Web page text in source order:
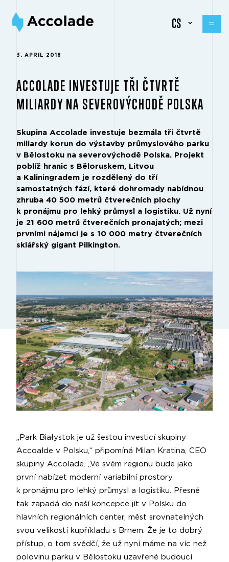
CS
3. APRIL 2018
ACCOLADE INVESTUJE TŘI ČTVRTĚ
MILIARDY NA SEVEROVÝCHODĚ POLSKA
Skupina Accolade investuje bezmála tři čtvrtě
miliardy korun do výstavby průmyslového parku
v Bělostoku na severovýchodě Polska. Projekt
poblíž hranic s Běloruskem, Litvou
a Kaliningradem je rozdělený do tří
samostatných fází, které dohromady nabídnou
zhruba 40 500 metrů čtverečních plochy
k pronájmu pro lehký průmysl a logistiku. Už nyní
je 21 600 metrů čtverečních pronajatých; mezi
prvními nájemci je s 10 000 metry čtverečních
sklářský gigant Pilkington.
„Park Białystok je už šestou investicí skupiny
Accoalde v Polsku,“ připomíná Milan Kratina, CEO
skupiny Accolade. „Ve svém regionu bude jako
první nabízet moderní variabilní prostory
k pronájmu pro lehký průmysl a logistiku. Přesně
tak zapadá do naší koncepce jít v Polsku do
hlavních regionálních center, měst srovnatelných
svou velikostí kupříkladu s Brnem. Že je to dobrý
přístup, o tom svědčí, že už nyní máme na víc než
polovinu parku v Bělostoku uzavřené budoucí